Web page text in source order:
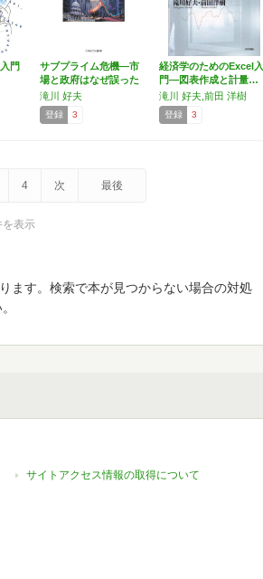
門
サブプライム危機―市
場と政府はなぜ誤った
か …
滝川 好夫
登録 3
経済学のためのExcel入
門―図表作成と計量…
滝川 好夫,前田 洋樹
登録 3
4 次 最後
を表示
ます。検索で本が見つからない場合の対処
サイトアクセス情報の取得について